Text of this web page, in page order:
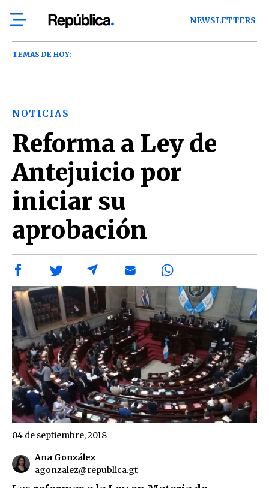
NEWSLETTERS
TEMAS DE HOY:
NOTICIAS
Reforma a Ley de
Antejuicio por
iniciar su
aprobación
Ana González
agonzalez@republica.gt
04 de septiembre, 2018